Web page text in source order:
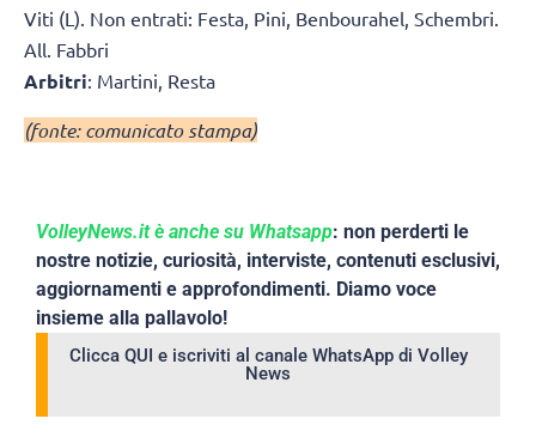
Viti (L). Non entrati: Festa, Pini, Benbourahel, Schembri.
All. Fabbri
Arbitri: Martini, Resta
(fonte: comunicato stampa)
VolleyNews.it è anche su Whatsapp: non perderti le
nostre notizie, curiosità, interviste, contenuti esclusivi,
aggiornamenti e approfondimenti. Diamo voce
insieme alla pallavolo!
Clicca QUI e iscriviti al canale WhatsApp di Volley
News